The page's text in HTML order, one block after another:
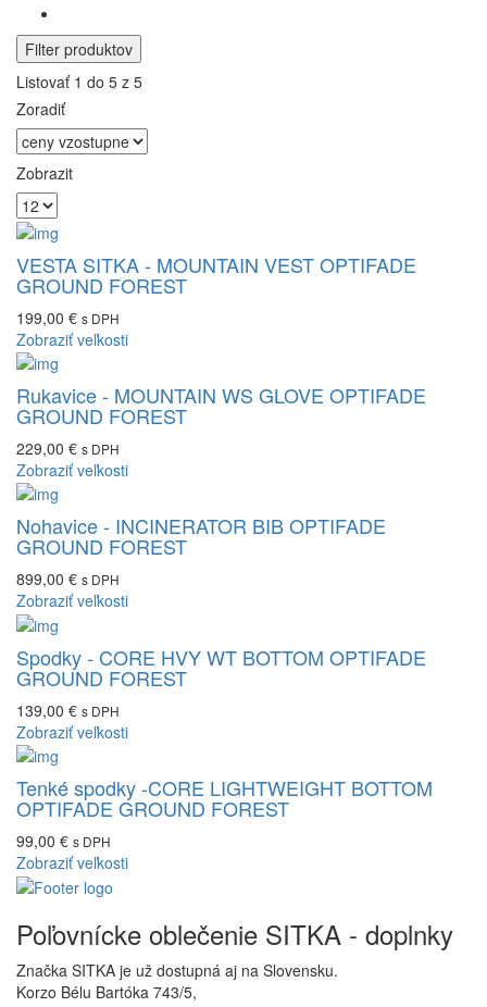
Filter produktov
Listovať 1 do 5 z 5
Zoradiť
Zobrazit
VESTA SITKA - MOUNTAIN VEST OPTIFADE
GROUND FOREST
199,00 € s DPH
Zobraziť veľkosti
Rukavice - MOUNTAIN WS GLOVE OPTIFADE
GROUND FOREST
229,00 € s DPH
Zobraziť veľkosti
Nohavice - INCINERATOR BIB OPTIFADE
GROUND FOREST
899,00 € s DPH
Zobraziť veľkosti
Spodky - CORE HVY WT BOTTOM OPTIFADE
GROUND FOREST
139,00 € s DPH
Zobraziť veľkosti
Tenké spodky -CORE LIGHTWEIGHT BOTTOM
OPTIFADE GROUND FOREST
99,00 € s DPH
Zobraziť veľkosti
Poľovnícke oblečenie SITKA - doplnky
Značka SITKA je už dostupná aj na Slovensku.
Korzo Bélu Bartóka 743/5,